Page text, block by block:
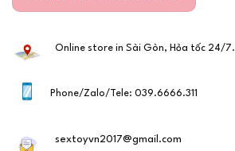
Online store in Sài Gòn, Hỏa tốc 24/7.
Phone/Zalo/Tele: 039.6666.311
sextoyvn2017@gmail.com